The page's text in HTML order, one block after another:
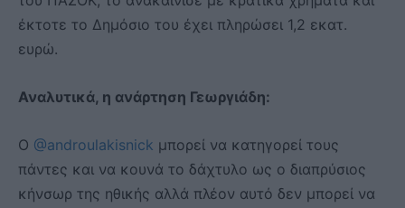
έκτοτε το Δημόσιο του έχει πληρώσει 1,2 εκατ.
ευρώ.
Αναλυτικά, η ανάρτηση Γεωργιάδη:
Ο @androulakisnick μπορεί να κατηγορεί τους
πάντες και να κουνά το δάχτυλο ως ο διαπρύσιος
κήνσωρ της ηθικής αλλά πλέον αυτό δεν μπορεί να